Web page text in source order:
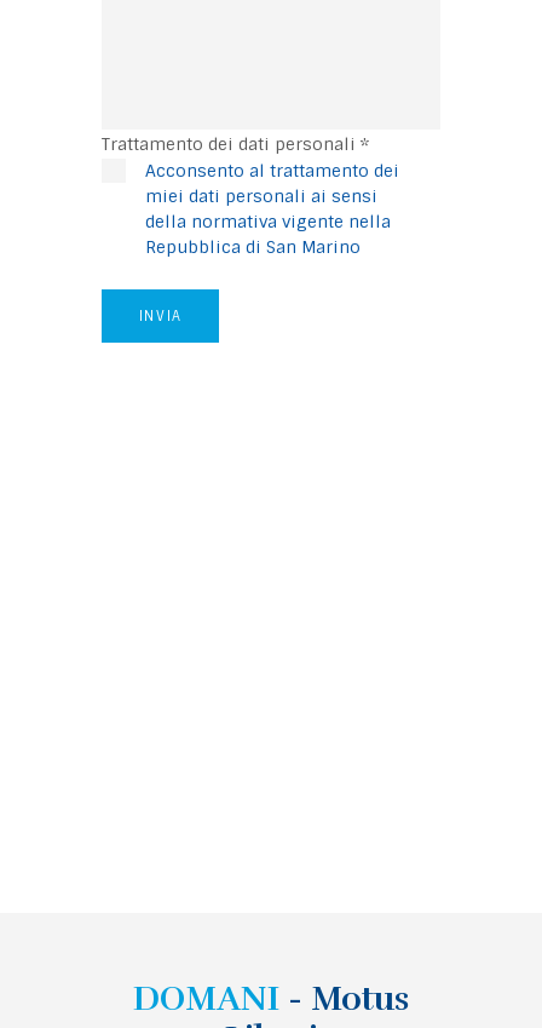
Trattamento dei dati personali *
Acconsento al trattamento dei
miei dati personali ai sensi
della normativa vigente nella
Repubblica di San Marino
DOMANI - Motus